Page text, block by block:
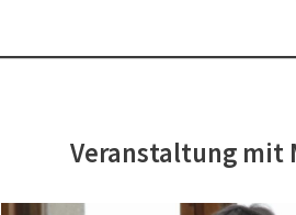
Veranstaltung mit